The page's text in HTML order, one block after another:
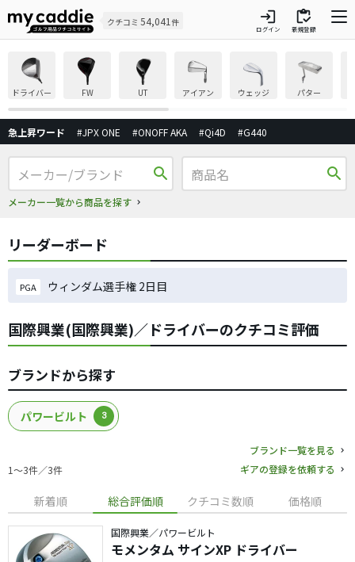
クチコミ 54,041 件 login
ログイン
inventory
新規登録
ドライバー FW UT アイアン ウェッジ パター
急上昇ワード #JPX ONE #ONOFF AKA #Qi4D #G440
search
メーカー一覧から商品を探す
search
リーダーボード
PGA ウィンダム選手権 2日目
国際興業(国際興業)／ドライバーのクチコミ評価
ブランドから探す
パワービルト 3
1〜3件／3件
ブランド一覧を見る
ギアの登録を依頼する
新着順 総合評価順 クチコミ数順 価格順
国際興業／パワービルト
モメンタム サインXP ドライバー